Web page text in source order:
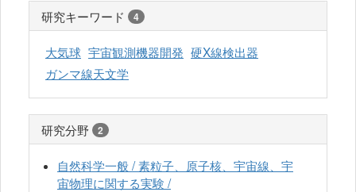
研究キーワード 4
大気球 宇宙観測機器開発 硬X線検出器
ガンマ線天文学
研究分野 2
自然科学一般 / 素粒子、原子核、宇宙線、宇
宙物理に関する実験 /